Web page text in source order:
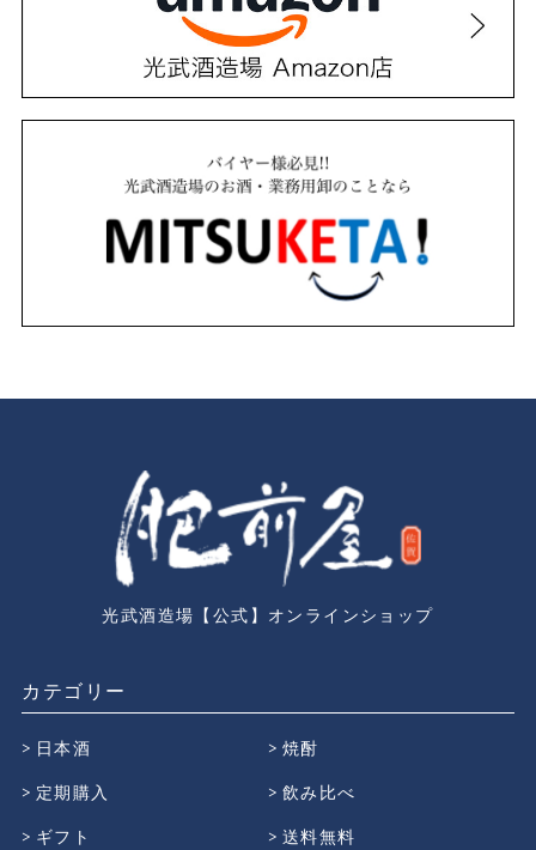
光武酒造場【公式】オンラインショップ
カテゴリー
日本酒
焼酎
定期購入
飲み比べ
ギフト
送料無料